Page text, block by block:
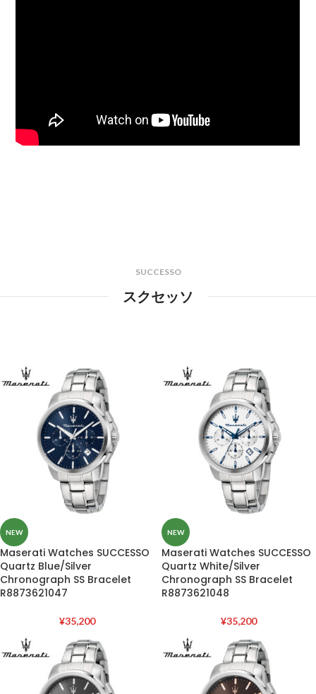
SUCCESSO
スクセッソ
NEW
Maserati Watches SUCCESSO
Quartz Blue/Silver
Chronograph SS Bracelet
R8873621047
¥35,200
NEW
Maserati Watches SUCCESSO
Quartz White/Silver
Chronograph SS Bracelet
R8873621048
¥35,200